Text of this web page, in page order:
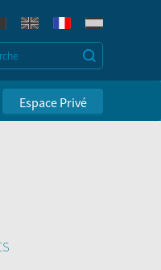
Espace Privé